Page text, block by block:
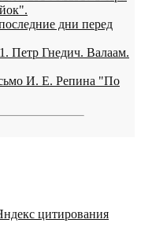
дни перед
Петр Гнедич. Валаам.
И. Е. Репина "По